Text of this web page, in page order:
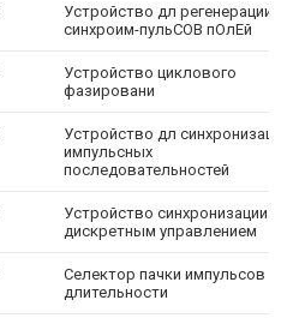
Устройство дл регенерации
синхроим-пульСОВ пОлЕй
Устройство циклового
фазировани
Устройство дл синхронизации
импульсных
последовательностей
Устройство синхронизации с
дискретным управлением
Селектор пачки импульсов по
длительности